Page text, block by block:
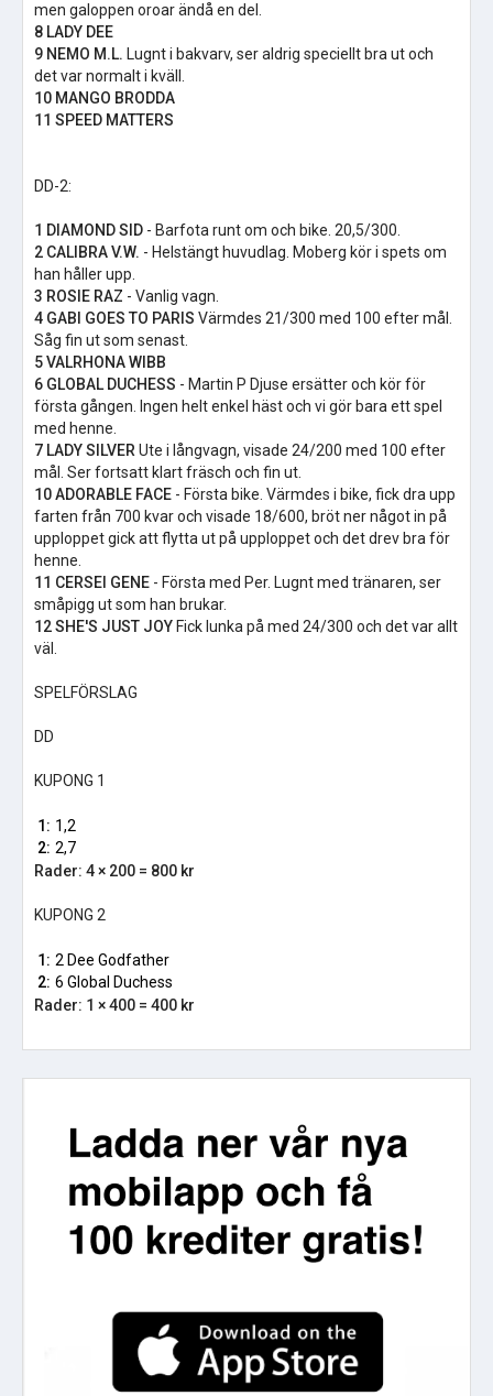
men galoppen oroar ändå en del.
8 LADY DEE
9 NEMO M.L. Lugnt i bakvarv, ser aldrig speciellt bra ut och
det var normalt i kväll.
10 MANGO BRODDA
11 SPEED MATTERS
DD-2:
1 DIAMOND SID - Barfota runt om och bike. 20,5/300.
2 CALIBRA V.W. - Helstängt huvudlag. Moberg kör i spets om
han håller upp.
3 ROSIE RAZ - Vanlig vagn.
4 GABI GOES TO PARIS Värmdes 21/300 med 100 efter mål.
Såg fin ut som senast.
5 VALRHONA WIBB
6 GLOBAL DUCHESS - Martin P Djuse ersätter och kör för
första gången. Ingen helt enkel häst och vi gör bara ett spel
med henne.
7 LADY SILVER Ute i långvagn, visade 24/200 med 100 efter
mål. Ser fortsatt klart fräsch och fin ut.
10 ADORABLE FACE - Första bike. Värmdes i bike, fick dra upp
farten från 700 kvar och visade 18/600, bröt ner något in på
upploppet gick att flytta ut på upploppet och det drev bra för
henne.
11 CERSEI GENE - Första med Per. Lugnt med tränaren, ser
småpigg ut som han brukar.
12 SHE'S JUST JOY Fick lunka på med 24/300 och det var allt
väl.
SPELFÖRSLAG
DD
KUPONG 1
1: 1,2
2: 2,7
Rader: 4 × 200 = 800 kr
KUPONG 2
1: 2 Dee Godfather
2: 6 Global Duchess
Rader: 1 × 400 = 400 kr